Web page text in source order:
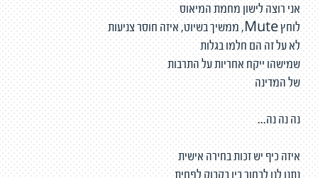
אני רוצה לישון מחמת המיאוס
לוחץ Mute, ממשיך בשיוט, איזה חוסר צניעות
לא על זה הם חלמו בגלות
שמישהו ייקח אחריות על התרבות
של המדינה
נה נה נה...
איזה כיף יש זכות בחירה אישית